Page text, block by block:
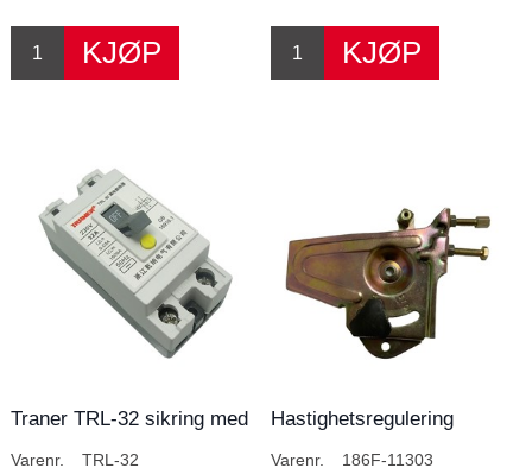
Traner TRL-32 sikring med
Varenr. TRL-32
Hastighetsregulering
Varenr. 186F-11303